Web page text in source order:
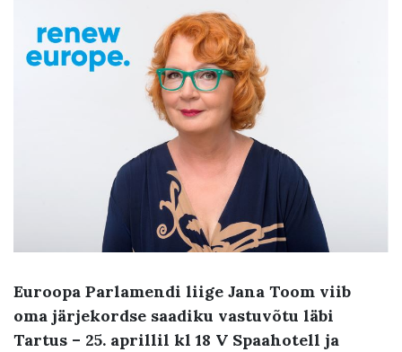
Euroopa Parlamendi liige Jana Toom viib
oma järjekordse saadiku vastuvõtu läbi
Tartus – 25. aprillil kl 18 V Spaahotell ja